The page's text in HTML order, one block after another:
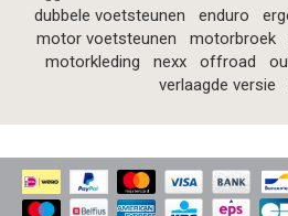
dubbele voetsteunen
enduro
motor voetsteunen
motorbroek
motorkleding
nexx offroad
verlaagde versie